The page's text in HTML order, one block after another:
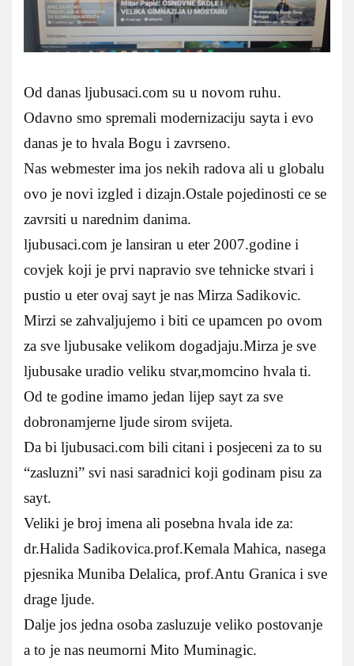
Od danas ljubusaci.com su u novom ruhu.
Odavno smo spremali modernizaciju sayta i evo
danas je to hvala Bogu i zavrseno.
Nas webmester ima jos nekih radova ali u globalu
ovo je novi izgled i dizajn.Ostale pojedinosti ce se
zavrsiti u narednim danima.
ljubusaci.com je lansiran u eter 2007.godine i
covjek koji je prvi napravio sve tehnicke stvari i
pustio u eter ovaj sayt je nas Mirza Sadikovic.
Mirzi se zahvaljujemo i biti ce upamcen po ovom
za sve ljubusake velikom dogadjaju.Mirza je sve
ljubusake uradio veliku stvar,momcino hvala ti.
Od te godine imamo jedan lijep sayt za sve
dobronamjerne ljude sirom svijeta.
Da bi ljubusaci.com bili citani i posjeceni za to su
“zasluzni” svi nasi saradnici koji godinam pisu za
sayt.
Veliki je broj imena ali posebna hvala ide za:
dr.Halida Sadikovica.prof.Kemala Mahica, nasega
pjesnika Muniba Delalica, prof.Antu Granica i sve
drage ljude.
Dalje jos jedna osoba zasluzuje veliko postovanje
a to je nas neumorni Mito Muminagic.